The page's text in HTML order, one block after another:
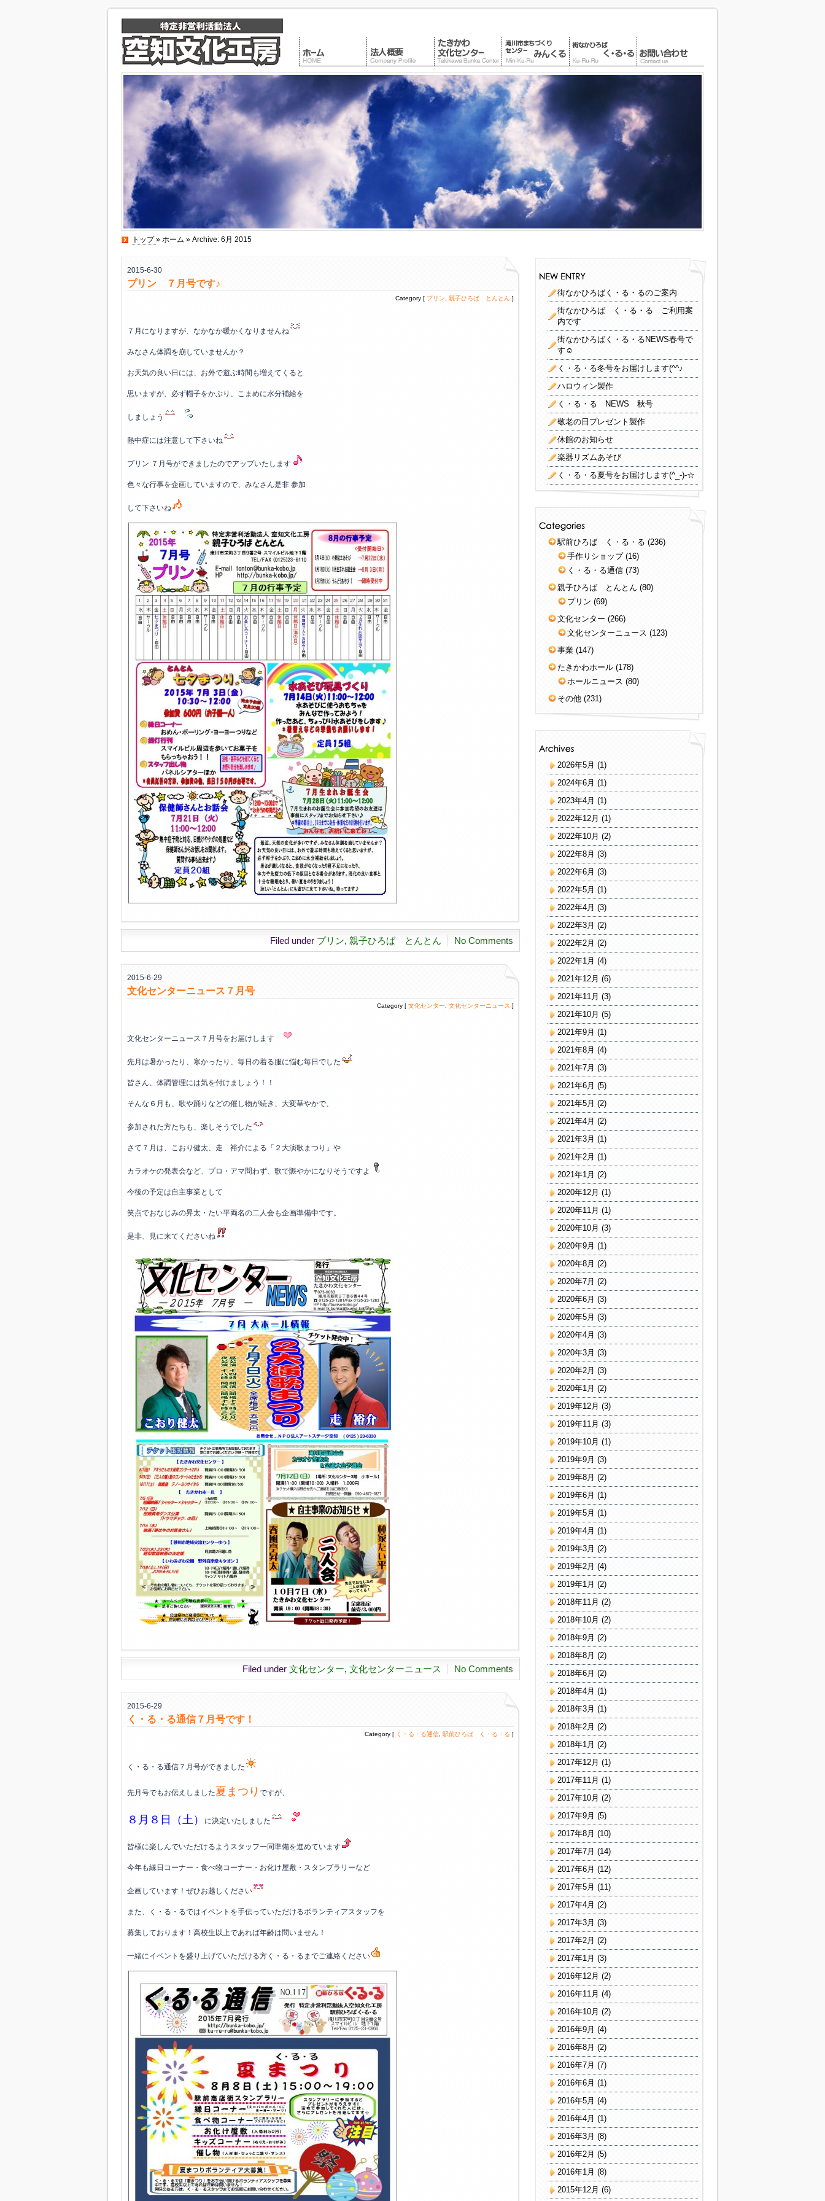
トップ» ホーム » Archive: 6月 2015
2015-6-30
プリン ７月号です♪
Category [ プリン 親子ひろば とんとん ]
７月になりますが、なかなか暖かくなりませんね
みなさん体調を崩していませんか？
お天気の良い日には、お外で遊ぶ時間も増えてくると
思いますが、必ず帽子をかぶり、こまめに水分補給を
しましょう
熱中症には注意して下さいね
プリン ７月号ができましたのでアップいたします
色々な行事を企画していますので、みなさん是非 参加
して下さいね
Filed under プリン, 親子ひろば とんとん No Comments
2015-6-29
文化センターニュース７月号
Category [ 文化センター 文化センターニュース ]
文化センターニュース７月号をお届けします
先月は暑かったり、寒かったり、毎日の着る服に悩む毎日でした
皆さん、体調管理には気を付けましょう！！
そんな６月も、歌や踊りなどの催し物が続き、大変華やかで、
参加された方たちも、楽しそうでした
さて７月は、こおり健太、走 裕介による「２大演歌まつり」や
カラオケの発表会など、プロ・アマ問わず、歌で賑やかになりそうですよ
今後の予定は自主事業として
笑点でおなじみの昇太・たい平両名の二人会も企画準備中です。
是非、見に来てくださいね
Filed under 文化センター, 文化センターニュース No Comments
2015-6-29
く・る・る通信７月号です！
Category [ く・る・る通信 駅前ひろば く・る・る ]
く・る・る通信７月号ができました
先月号でもお伝えしました夏まつり ですが、
８月８日（土） に決定いたしました
皆様に楽しんでいただけるようスタッフ一同準備を進めています
今年も縁日コーナー・食べ物コーナー・お化け屋敷・スタンプラリーなど
企画しています！ぜひお越しください
また、く・る・るではイベントを手伝っていただけるボランティアスタッフを
募集しております！高校生以上であれば年齢は問いません！
一緒にイベントを盛り上げていただける方く・る・るまでご連絡ください
街なかひろばく・る・るのご案内
街なかひろば く・る・る ご利用案
内です
街なかひろばく・る・るNEWS春号で
す☺
く・る・る冬号をお届けします(^^♪
ハロウィン製作
く・る・る NEWS 秋号
敬老の日プレゼント製作
休館のお知らせ
楽器リズムあそび
く・る・る夏号をお届けします(^_-)-☆
駅前ひろば く・る・る (236)
手作りショップ(16)
く・る・る通信 (73)
親子ひろば とんとん (80)
プリン (69)
文化センター (266)
文化センターニュース (123)
事業 (147)
たきかわホール (178)
ホールニュース (80)
その他 (231)
2026年5月 (1)
2024年6月 (1)
2023年4月 (1)
2022年12月 (1)
2022年10月 (2)
2022年8月 (3)
2022年6月 (3)
2022年5月 (1)
2022年4月 (3)
2022年3月 (2)
2022年2月 (2)
2022年1月 (4)
2021年12月 (6)
2021年11月 (3)
2021年10月 (5)
2021年9月 (1)
2021年8月 (4)
2021年7月 (3)
2021年6月 (5)
2021年5月 (2)
2021年4月 (2)
2021年3月 (1)
2021年2月 (1)
2021年1月 (2)
2020年12月 (1)
2020年11月 (1)
2020年10月 (3)
2020年9月 (1)
2020年8月 (2)
2020年7月 (2)
2020年6月 (3)
2020年5月 (3)
2020年4月 (3)
2020年3月 (3)
2020年2月 (3)
2020年1月 (2)
2019年12月 (3)
2019年11月 (3)
2019年10月 (1)
2019年9月 (3)
2019年8月 (2)
2019年6月 (1)
2019年5月 (1)
2019年4月 (1)
2019年3月 (2)
2019年2月 (4)
2019年1月 (2)
2018年11月 (2)
2018年10月 (2)
2018年9月 (2)
2018年8月 (2)
2018年6月 (2)
2018年4月 (1)
2018年3月 (1)
2018年2月 (2)
2018年1月 (2)
2017年12月 (1)
2017年11月 (1)
2017年10月 (2)
2017年9月 (5)
2017年8月 (10)
2017年7月 (14)
2017年6月 (12)
2017年5月 (11)
2017年4月 (2)
2017年3月 (3)
2017年2月 (2)
2017年1月 (3)
2016年12月 (2)
2016年11月 (4)
2016年10月 (2)
2016年9月 (4)
2016年8月 (2)
2016年7月 (7)
2016年6月 (1)
2016年5月 (4)
2016年4月 (1)
2016年3月 (8)
2016年2月 (5)
2016年1月 (8)
2015年12月 (6)